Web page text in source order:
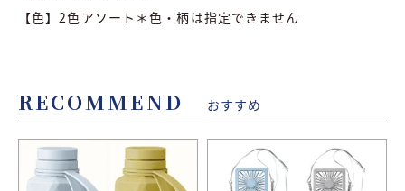
【色】2色アソート＊色・柄は指定できません
RECOMMEND おすすめ